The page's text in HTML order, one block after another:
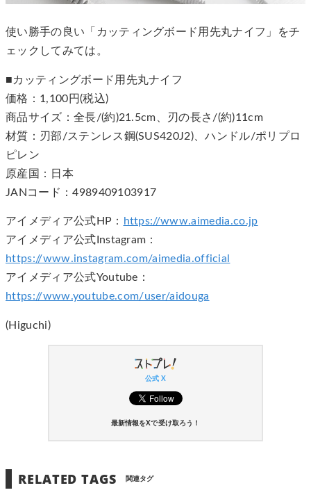
使い勝手の良い「カッティングボード用先丸ナイフ」をチ
ェックしてみては。
■カッティングボード用先丸ナイフ
価格：1,100円(税込)
商品サイズ：全長/(約)21.5cm、刃の長さ/(約)11cm
材質：刃部/ステンレス鋼(SUS420J2)、ハンドル/ポリプロ
ピレン
原産国：日本
JANコード：4989409103917
アイメディア公式HP：
https://www.aimedia.co.jp
アイメディア公式Instagram：
https://www.instagram.com/aimedia.official
アイメディア公式Youtube：
https://www.youtube.com/user/aidouga
(Higuchi)
公式 X
最新情報をXで受け取ろう！
RELATED TAGS 関連タグ